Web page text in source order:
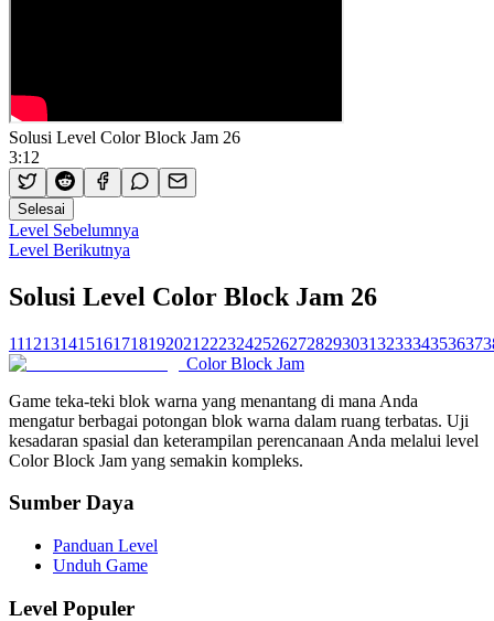
Solusi Level Color Block Jam 26
3:12
Selesai
Level Sebelumnya
Level Berikutnya
Solusi Level Color Block Jam 26
1112131415161718192021 22232425262728293031323334353637
Color Block Jam
Game teka-teki blok warna yang menantang di mana Anda
mengatur berbagai potongan blok warna dalam ruang terbatas. Uji
kesadaran spasial dan keterampilan perencanaan Anda melalui level
Color Block Jam yang semakin kompleks.
Sumber Daya
Panduan Level
Unduh Game
Level Populer